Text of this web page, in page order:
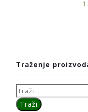
Traženje